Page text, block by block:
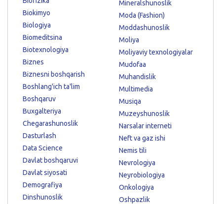
Biokimyo
Biologiya
Biomeditsina
Biotexnologiya
Biznes
Biznesni boshqarish
Boshlang'ich ta'lim
Boshqaruv
Buxgalteriya
Chegarashunoslik
Dasturlash
Data Science
Davlat boshqaruvi
Davlat siyosati
Demografiya
Dinshunoslik
Mineralshunoslik
Moda (Fashion)
Moddashunoslik
Moliya
Moliyaviy texnologiyalar
Mudofaa
Muhandislik
Multimedia
Musiqa
Muzeyshunoslik
Narsalar interneti
Neft va gaz ishi
Nemis tili
Nevrologiya
Neyrobiologiya
Onkologiya
Oshpazlik